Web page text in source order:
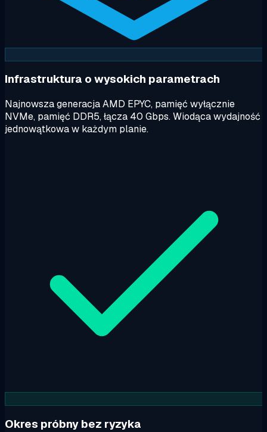
Infrastruktura o wysokich parametrach
Najnowsza generacja AMD EPYC, pamięć wyłącznie
NVMe, pamięć DDR5, łącza 40 Gbps. Wiodąca wydajność
jednowątkowa w każdym planie.
Okres próbny bez ryzyka